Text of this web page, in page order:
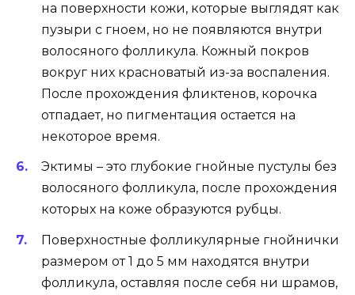
на поверхности кожи, которые выглядят как
пузыри с гноем, но не появляются внутри
волосяного фолликула. Кожный покров
вокруг них красноватый из-за воспаления.
После прохождения фликтенов, корочка
отпадает, но пигментация остается на
некоторое время.
Эктимы – это глубокие гнойные пустулы без
волосяного фолликула, после прохождения
которых на коже образуются рубцы.
Поверхностные фолликулярные гнойнички
размером от 1 до 5 мм находятся внутри
фолликула, оставляя после себя ни шрамов,